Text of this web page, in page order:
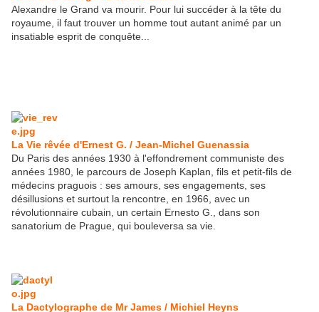
Alexandre le Grand va mourir. Pour lui succéder à la tête du
royaume, il faut trouver un homme tout autant animé par un
insatiable esprit de conquête...
La Vie rêvée d'Ernest G. / Jean-Michel Guenassia
Du Paris des années 1930 à l'effondrement communiste des
années 1980, le parcours de Joseph Kaplan, fils et petit-fils de
médecins praguois : ses amours, ses engagements, ses
désillusions et surtout la rencontre, en 1966, avec un
révolutionnaire cubain, un certain Ernesto G., dans son
sanatorium de Prague, qui bouleversa sa vie.
La Dactylographe de Mr James / Michiel Heyns